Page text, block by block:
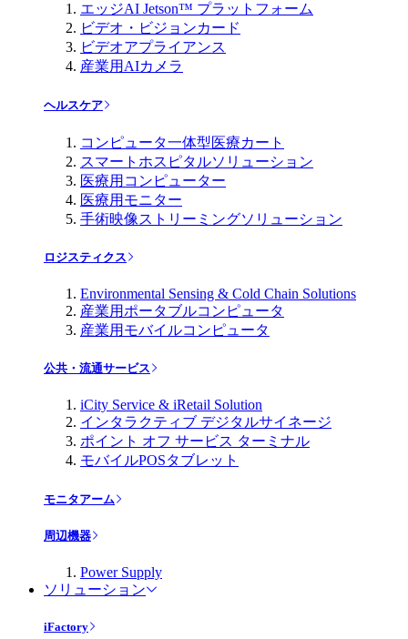
エッジAI Jetson™ プラットフォーム
ビデオ・ビジョンカード
ビデオアプライアンス
産業用AIカメラ
ヘルスケア
コンピュータ一体型医療カート
スマートホスピタルソリューション
医療用コンピューター
医療用モニター
手術映像ストリーミングソリューション
ロジスティクス
Environmental Sensing & Cold Chain Solutions
産業用ポータブルコンピュータ
産業用モバイルコンピュータ
公共・流通サービス
iCity Service & iRetail Solution
インタラクティブ デジタルサイネージ
ポイント オフ サービス ターミナル
モバイルPOSタブレット
モニタアーム
周辺機器
Power Supply
ソリューション
iFactory